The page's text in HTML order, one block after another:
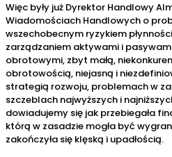
Więc były już Dyrektor Handlowy
Wiadomościach Handlowych o
wszechobecnym ryzykiem
zarządzaniem aktywami i
obrotowymi, zbyt małą,
obrotowością, niejasną i
strategią rozwoju, problemach w
szczeblach najwyższych i
dowiadujemy się jak przebiegała
którą w zasadzie mogła być
zakończyła się klęską i upadłością.